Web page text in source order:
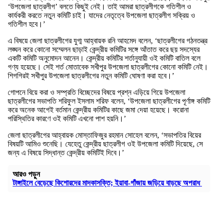
‘উপজেলা ছাত্রলীগ’ বলতে কিছুই নেই। তাই আমরা ছাত্রলীগকে গতিশীল ও
কার্যকরী করতে নতুন কমিটি চাই। যাদের নেতৃত্বে উপজেলা ছাত্রলীগ সক্রিয় ও
গতিশীল হবে।’
এ বিষয়ে জেলা ছাত্রলীগের যুগ্ম আহ্বায়ক রনি আহমেদ বলেন, ‘ছাত্রলীগের গঠনতন্ত্র
লঙ্ঘন করে কোনো সম্মেলন ছাড়াই কেন্দ্রীয় কমিটির সঙ্গে আঁতাত করে ছয় সদস্যের
একটি কমিটি অনুমোদন আনেন। কেন্দ্রীয় কমিটির শর্তানুযায়ী ওই কমিটি বাতিল বলে
গণ্য হয়েছে। সেই শর্ত মোতাবেক সখীপুর উপজেলা ছাত্রলীগের কোনো কমিটি নেই।
শিগগিরই সখীপুর উপজেলা ছাত্রলীগের নতুন কমিটি ঘোষণা করা হবে।’
গোপনে বিয়ে করা ও সম্প্রতি বিচ্ছেদের বিষয়ে প্রশ্ন এড়িয়ে গিয়ে উপজেলা
ছাত্রলীগের সভাপতি শরিফুল ইসলাম শরিফ বলেন, ‘উপজেলা ছাত্রলীগের পূর্ণাঙ্গ কমিটি
করে অনেক আগেই বর্তমান কেন্দ্রীয় কমিটির কাছে জমা দেয়া হয়েছে। করোনা
পরিস্থিতির কারণে ওই কমিটি এখনো পাশ হয়নি।’
জেলা ছাত্রলীগের আহ্বায়ক মোস্তাফিজুর রহমান সোহেল বলেন, ‘সভাপতির বিয়ের
বিষয়টি আমিও শুনেছি। যেহেতু কেন্দ্রীয় ছাত্রলীগ ওই উপজেলা কমিটি দিয়েছে, সে
জন্য এ বিষয়ে সিদ্ধান্ত কেন্দ্রীয় কমিটিই দিবে।’
আরও পড়ুন
টাঙ্গাইলে বেড়েছে কিশোরদের মাদকাসক্তি; ইয়াবা-গাঁজায় জড়িয়ে বাড়ছে অপরাধ